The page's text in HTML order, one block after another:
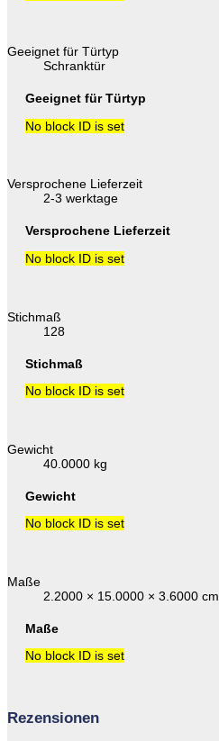
Geeignet für Türtyp
Schranktür
Geeignet für Türtyp
No block ID is set
Versprochene Lieferzeit
2-3 werktage
Versprochene Lieferzeit
No block ID is set
Stichmaß
128
Stichmaß
No block ID is set
Gewicht
40.0000 kg
Gewicht
No block ID is set
Maße
2.2000 × 15.0000 × 3.6000 cm
Maße
No block ID is set
Rezensionen